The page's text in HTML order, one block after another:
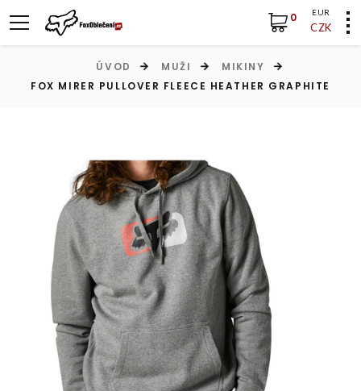
EUR
CZK
0
ÚVOD MUŽI
MIKINY
FOX MIRER PULLOVER FLEECE HEATHER GRAPHITE